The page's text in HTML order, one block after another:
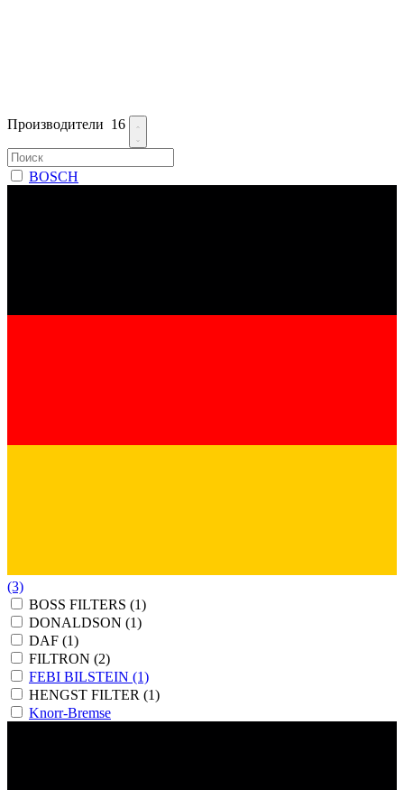
Производители 16
BOSCH
(3)
BOSS FILTERS (1)
DONALDSON (1)
DAF (1)
FILTRON (2)
FEBI BILSTEIN (1)
HENGST FILTER (1)
Knorr-Bremse